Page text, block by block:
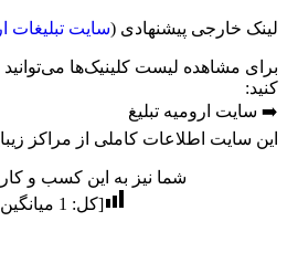
لینک خارجی پیشنهادی (سایت تبلیغات
برای مشاهده لیست کلینیک‌ها می‌توانید
کنید:
➡️ سایت ارومیه تبلیغ
این سایت اطلاعات کاملی از مراکز
شما نیز به این کسب و کار
[کل: 1